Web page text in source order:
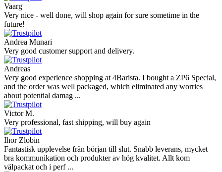
Vaarg
Very nice - well done, will shop again for sure sometime in the
future!
Andrea Munari
Very good customer support and delivery.
Andreas
Very good experience shopping at 4Barista. I bought a ZP6 Special,
and the order was well packaged, which eliminated any worries
about potential damag ...
Victor M.
Very professional, fast shipping, will buy again
Ihor Zlobin
Fantastisk upplevelse från början till slut. Snabb leverans, mycket
bra kommunikation och produkter av hög kvalitet. Allt kom
välpackat och i perf ...